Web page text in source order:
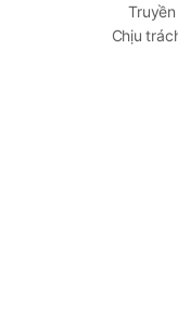
Chịu